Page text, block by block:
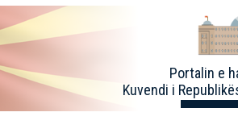
Portalin e
Kuvendi i